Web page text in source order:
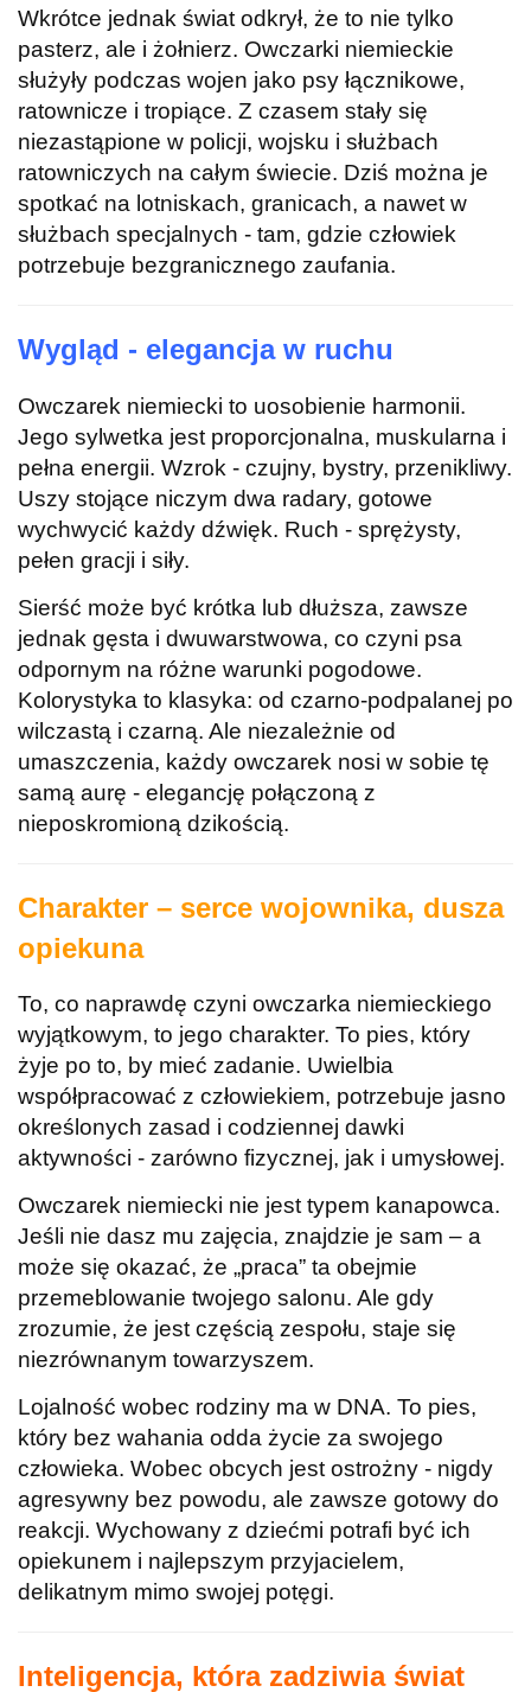
Wkrótce jednak świat odkrył, że to nie tylko
pasterz, ale i żołnierz. Owczarki niemieckie
służyły podczas wojen jako psy łącznikowe,
ratownicze i tropiące. Z czasem stały się
niezastąpione w policji, wojsku i służbach
ratowniczych na całym świecie. Dziś można je
spotkać na lotniskach, granicach, a nawet w
służbach specjalnych - tam, gdzie człowiek
potrzebuje bezgranicznego zaufania.
Wygląd - elegancja w ruchu
Owczarek niemiecki to uosobienie harmonii.
Jego sylwetka jest proporcjonalna, muskularna i
pełna energii. Wzrok - czujny, bystry, przenikliwy.
Uszy stojące niczym dwa radary, gotowe
wychwycić każdy dźwięk. Ruch - sprężysty,
pełen gracji i siły.
Sierść może być krótka lub dłuższa, zawsze
jednak gęsta i dwuwarstwowa, co czyni psa
odpornym na różne warunki pogodowe.
Kolorystyka to klasyka: od czarno-podpalanej po
wilczastą i czarną. Ale niezależnie od
umaszczenia, każdy owczarek nosi w sobie tę
samą aurę - elegancję połączoną z
nieposkromioną dzikością.
Charakter – serce wojownika, dusza
opiekuna
To, co naprawdę czyni owczarka niemieckiego
wyjątkowym, to jego charakter. To pies, który
żyje po to, by mieć zadanie. Uwielbia
współpracować z człowiekiem, potrzebuje jasno
określonych zasad i codziennej dawki
aktywności - zarówno fizycznej, jak i umysłowej.
Owczarek niemiecki nie jest typem kanapowca.
Jeśli nie dasz mu zajęcia, znajdzie je sam – a
może się okazać, że „praca” ta obejmie
przemeblowanie twojego salonu. Ale gdy
zrozumie, że jest częścią zespołu, staje się
niezrównanym towarzyszem.
Lojalność wobec rodziny ma w DNA. To pies,
który bez wahania odda życie za swojego
człowieka. Wobec obcych jest ostrożny - nigdy
agresywny bez powodu, ale zawsze gotowy do
reakcji. Wychowany z dziećmi potrafi być ich
opiekunem i najlepszym przyjacielem,
delikatnym mimo swojej potęgi.
Inteligencja, która zadziwia świat